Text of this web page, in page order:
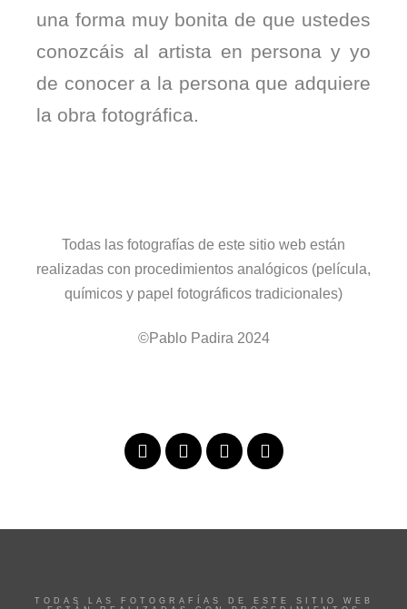
una forma muy bonita de que ustedes
conozcáis al artista en persona y yo
de conocer a la persona que adquiere
la obra fotográfica.
Todas las fotografías de este sitio web están
realizadas con procedimientos analógicos (película,
químicos y papel fotográficos tradicionales)
©Pablo Padira 2024
TODAS LAS FOTOGRAFÍAS DE ESTE SITIO WEB